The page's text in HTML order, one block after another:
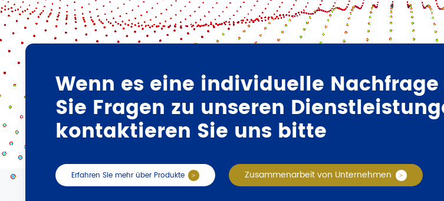
Wenn es eine individuelle
Sie Fragen zu unseren
kontaktieren Sie uns bitte
Erfahren Sie mehr über Produkte Zusammenarbeit von Unternehmen